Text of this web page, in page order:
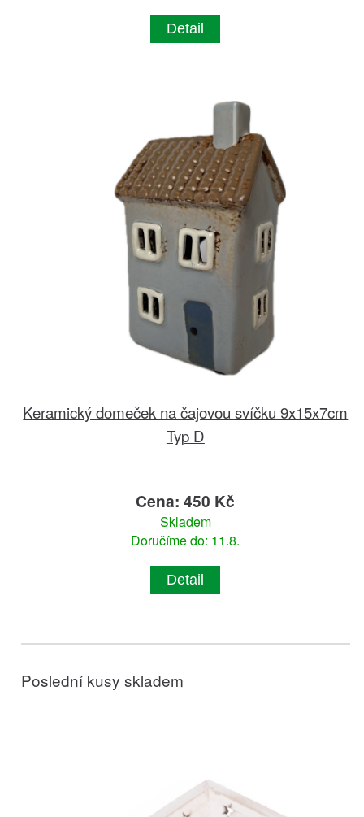
Detail
Keramický domeček na čajovou svíčku 9x15x7cm
Typ D
Cena: 450 Kč
Skladem
Doručíme do: 11.8.
Detail
Poslední kusy skladem